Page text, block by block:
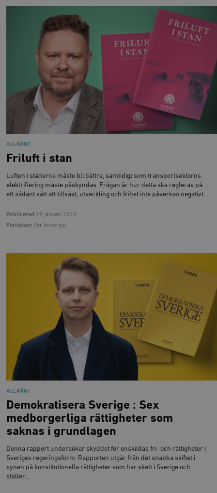
ALLMÄNT
Friluft i stan
Luften i städerna måste bli bättre, samtidigt som transportsektorns
elektrifiering måste påskyndas. Frågan är hur detta ska regleras på
ett sådant sätt att tillväxt, utveckling och frihet inte påverkas negativt.…
Publicerad 29 januari 2025
Författare Per Ankersjö
ALLMÄNT
Demokratisera Sverige : Sex
medborgerliga rättigheter som
saknas i grundlagen
Denna rapport undersöker skyddet för enskildas fri- och rättigheter i
Sveriges regeringsform. Rapporten utgår från det snabba skiftet i
synen på konstitutionella rättigheter som har skett i Sverige och
ställer…